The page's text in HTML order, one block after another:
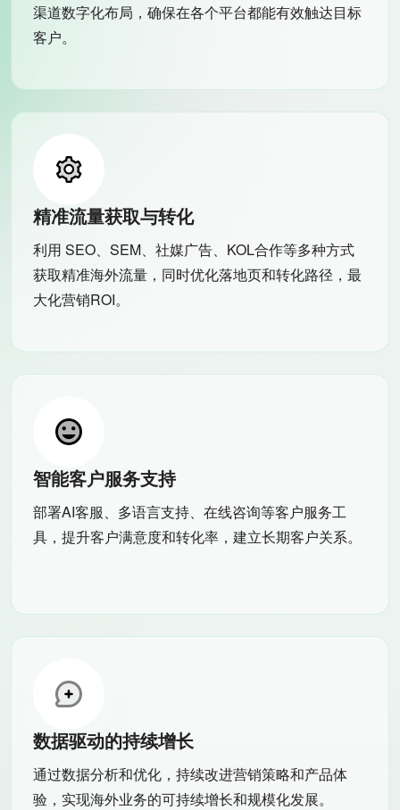
渠道数字化布局，确保在各个平台都能有效触达目标
客户。
精准流量获取与转化
利用 SEO、SEM、社媒广告、KOL合作等多种方式
获取精准海外流量，同时优化落地页和转化路径，最
大化营销ROI。
智能客户服务支持
部署AI客服、多语言支持、在线咨询等客户服务工
具，提升客户满意度和转化率，建立长期客户关系。
数据驱动的持续增长
通过数据分析和优化，持续改进营销策略和产品体
验，实现海外业务的可持续增长和规模化发展。